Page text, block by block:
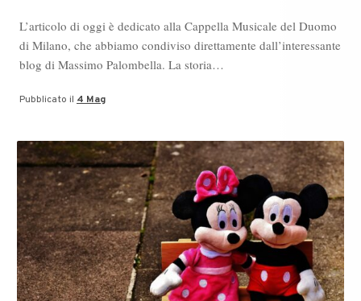
L’articolo di oggi è dedicato alla Cappella Musicale del Duomo
di Milano, che abbiamo condiviso direttamente dall’interessante
blog di Massimo Palombella. La storia…
Pubblicato il 4 Mag